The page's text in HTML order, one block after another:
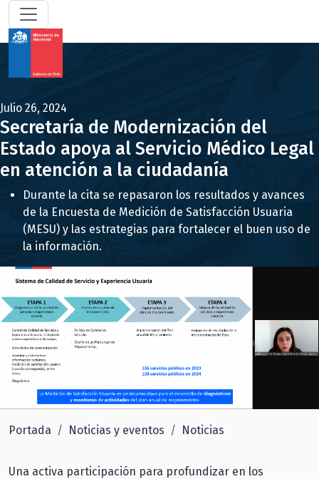
Julio 26, 2024
Secretaría de Modernización del
Estado apoya al Servicio Médico Legal
en atención a la ciudadanía
Durante la cita se repasaron los resultados y avances
de la Encuesta de Medición de Satisfacción Usuaria
(MESU) y las estrategias para fortalecer el buen uso de
la información.
Portada Noticias y eventos Noticias
Una activa participación para profundizar en los